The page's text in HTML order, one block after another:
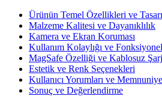
Ürünün Temel Özellikleri ve
Malzeme Kalitesi ve Dayanıklılık
Kamera ve Ekran Koruması
Kullanım Kolaylığı ve
MagSafe Özelliği ve Kablosuz
Estetik ve Renk Seçenekleri
Kullanıcı Yorumları ve
Sonuç ve Değerlendirme